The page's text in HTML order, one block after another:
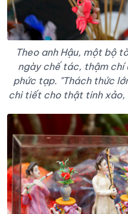
Theo anh Hậu, một bộ
ngày chế tác, thậm chí
phức tạp. "Thách thức
chi tiết cho thật tinh xảo,